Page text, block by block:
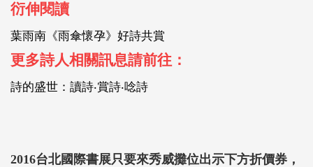
衍伸閱讀
葉雨南《雨傘懷孕》好詩共賞
更多詩人相關訊息請前往：
詩的盛世：讀詩‧賞詩‧唸詩
2016台北國際書展只要來秀威攤位出示下方折價券，